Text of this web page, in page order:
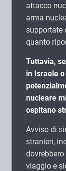
attacco
arma
supportate
quanto
Tuttavia,
in Israele
nucleare
ospitano
Avviso di
stranieri,
viaggio e